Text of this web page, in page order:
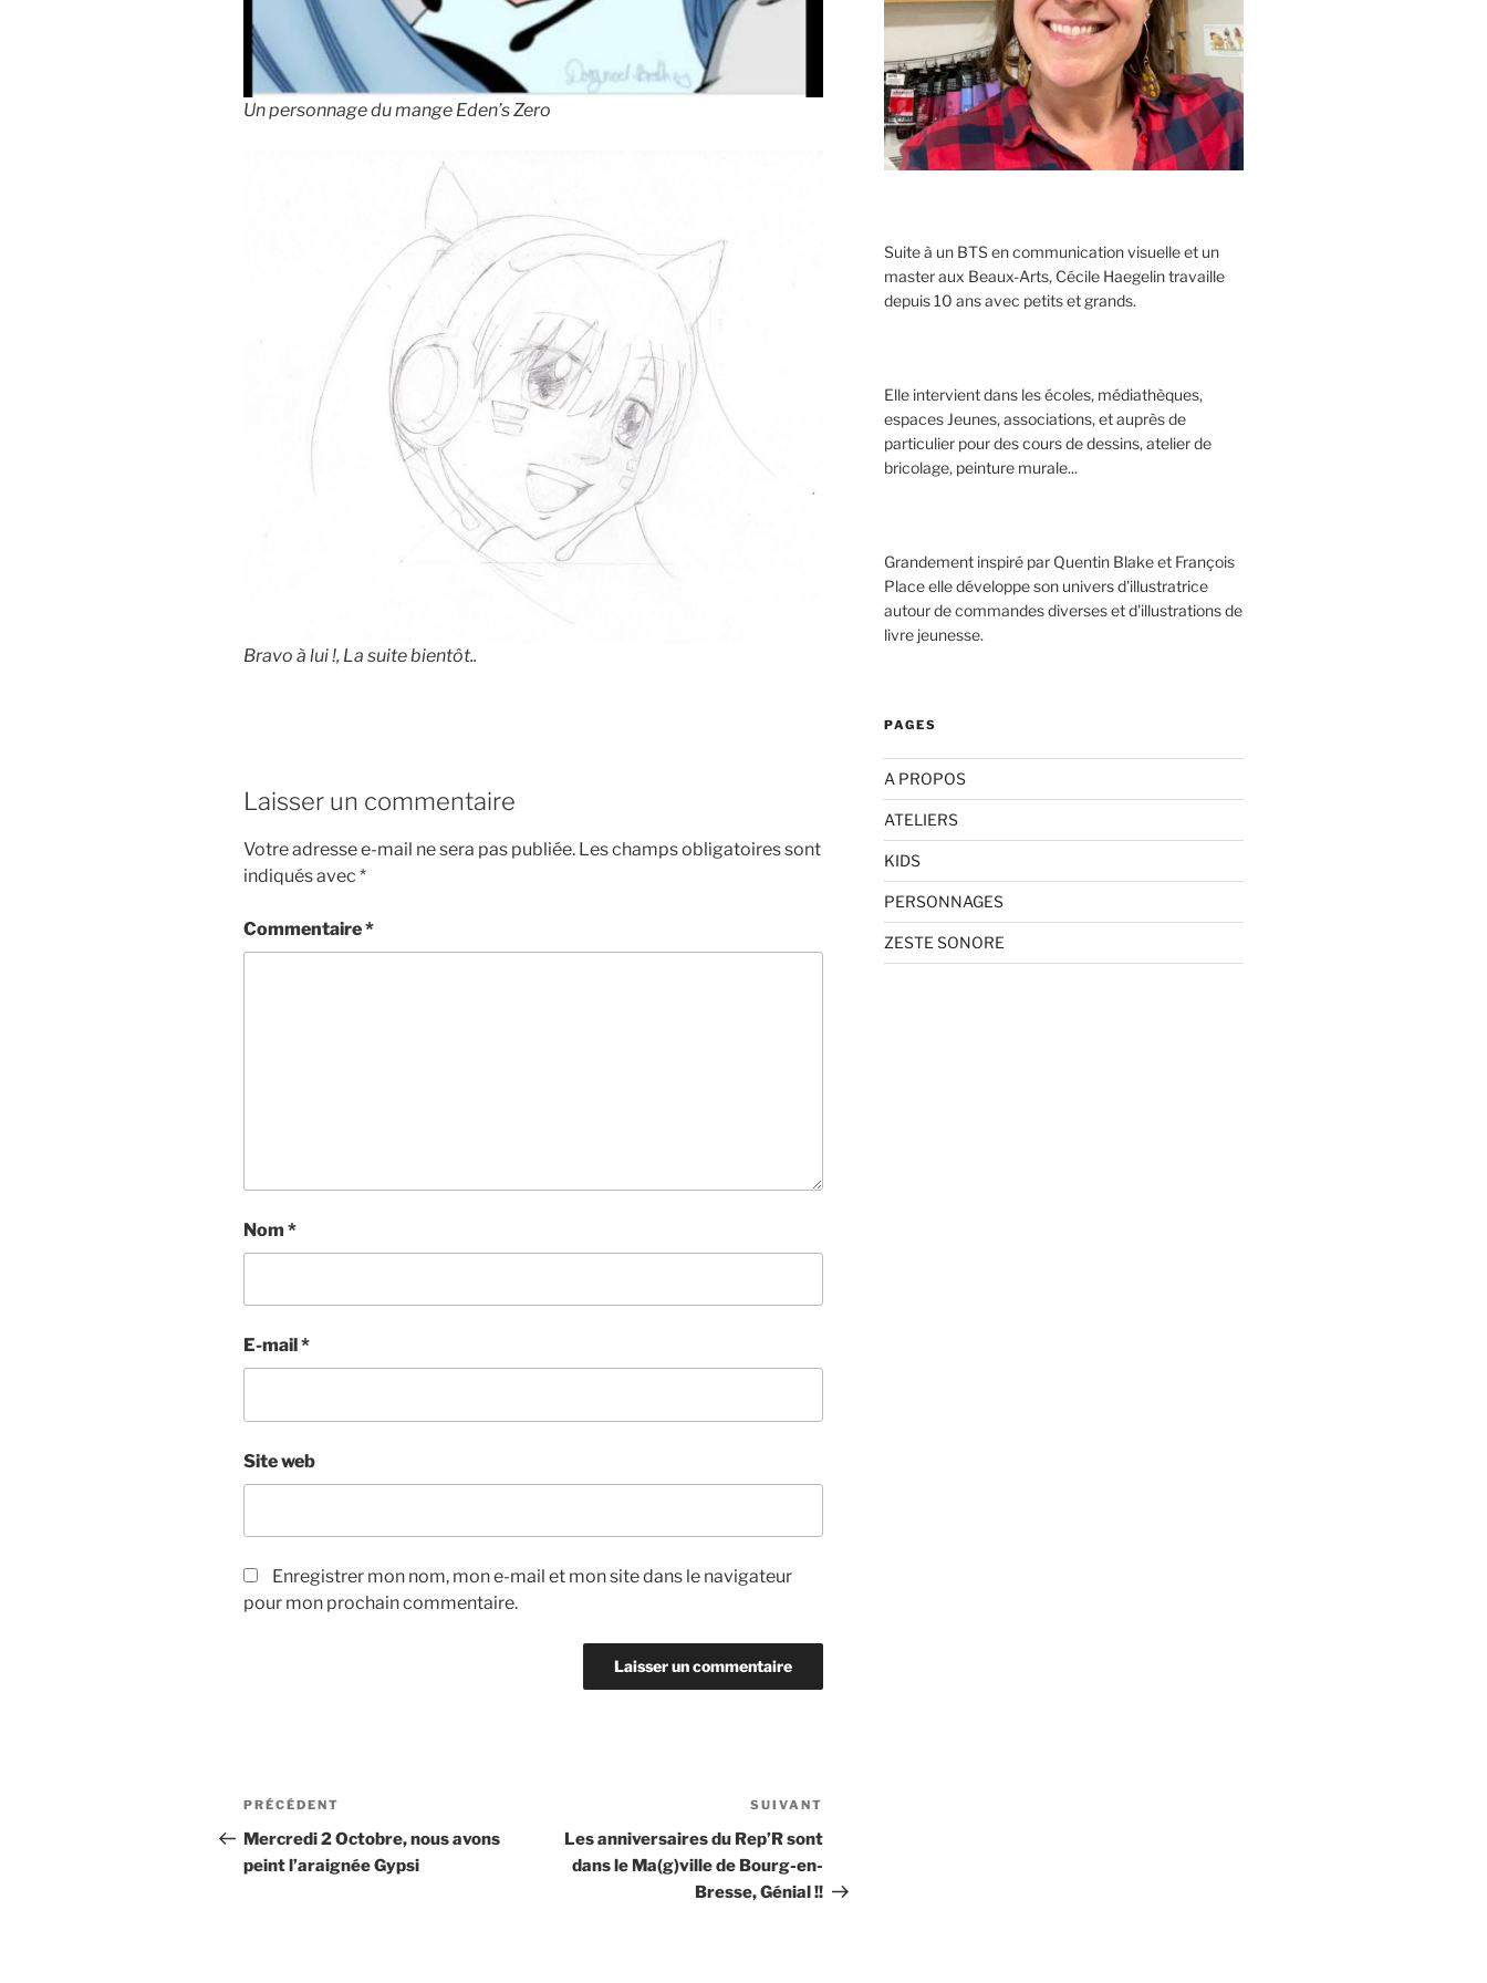
Un personnage du mange Eden’s Zero
Bravo à lui !, La suite bientôt..
Laisser un commentaire
Votre adresse e-mail ne sera pas publiée. Les champs obligatoires sont
indiqués avec *
Commentaire*
Nom *
E-mail *
Site web
Enregistrer mon nom, mon e-mail et mon site dans le navigateur
pour mon prochain commentaire.
Navigation
de
l’article
Article
précédent
PRÉCÉDENT
Mercredi 2 Octobre, nous avons
peint l’araignée Gypsi
suivant
SUIVANT
Les anniversaires du Rep’R sont
dans le Ma(g)ville de Bourg-en-
Bresse, Génial !!
Suite à un BTS en communication visuelle et un
master aux Beaux-Arts, Cécile Haegelin travaille
depuis 10 ans avec petits et grands.
Elle intervient dans les écoles, médiathèques,
espaces Jeunes, associations, et auprès de
particulier pour des cours de dessins, atelier de
bricolage, peinture murale...
Grandement inspiré par Quentin Blake et François
Place elle développe son univers d'illustratrice
autour de commandes diverses et d'illustrations de
livre jeunesse.
PAGES
A PROPOS
ATELIERS
KIDS
PERSONNAGES
ZESTE SONORE